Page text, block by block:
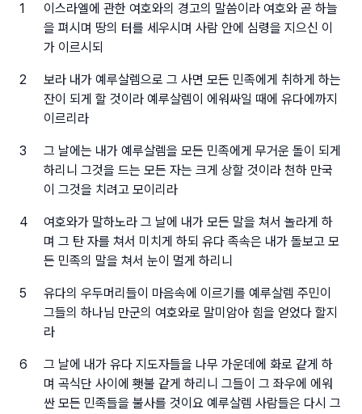
1
이스라엘에 관한 여호와의 경고의 말씀이라 여호와 곧 하늘
을 펴시며 땅의 터를 세우시며 사람 안에 심령을 지으신 이
가 이르시되
2
보라 내가 예루살렘으로 그 사면 모든 민족에게 취하게 하는
잔이 되게 할 것이라 예루살렘이 에워싸일 때에 유다에까지
이르리라
3
그 날에는 내가 예루살렘을 모든 민족에게 무거운 돌이 되게
하리니 그것을 드는 모든 자는 크게 상할 것이라 천하 만국
이 그것을 치려고 모이리라
4
여호와가 말하노라 그 날에 내가 모든 말을 쳐서 놀라게 하
며 그 탄 자를 쳐서 미치게 하되 유다 족속은 내가 돌보고 모
든 민족의 말을 쳐서 눈이 멀게 하리니
5
유다의 우두머리들이 마음속에 이르기를 예루살렘 주민이
그들의 하나님 만군의 여호와로 말미암아 힘을 얻었다 할지
라
6
그 날에 내가 유다 지도자들을 나무 가운데에 화로 같게 하
며 곡식단 사이에 횃불 같게 하리니 그들이 그 좌우에 에워
싼 모든 민족들을 불사를 것이요 예루살렘 사람들은 다시 그